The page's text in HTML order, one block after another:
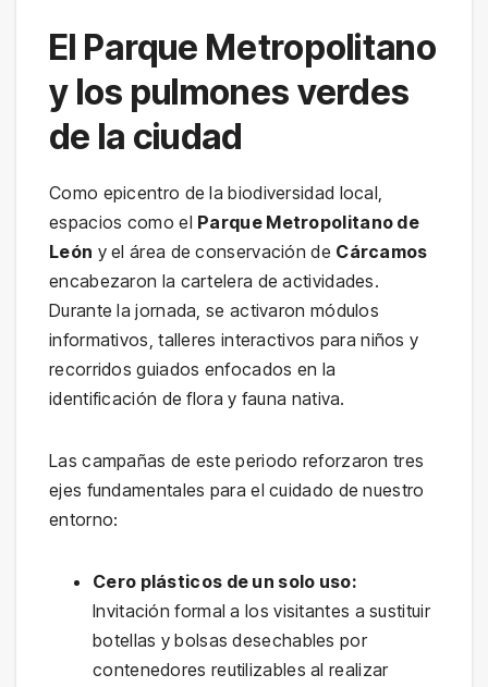
El Parque Metropolitano
y los pulmones verdes
de la ciudad
Como epicentro de la biodiversidad local,
espacios como el Parque Metropolitano de
León y el área de conservación de Cárcamos
encabezaron la cartelera de actividades.
Durante la jornada, se activaron módulos
informativos, talleres interactivos para niños y
recorridos guiados enfocados en la
identificación de flora y fauna nativa.
Las campañas de este periodo reforzaron tres
ejes fundamentales para el cuidado de nuestro
entorno:
Cero plásticos de un solo uso:
Invitación formal a los visitantes a sustituir
botellas y bolsas desechables por
contenedores reutilizables al realizar